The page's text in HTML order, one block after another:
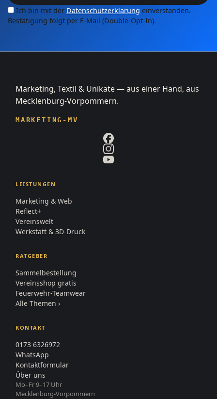
Ich bin mit der Datenschutzerklärung einverstanden.
Bestätigung folgt per E-Mail (Double-Opt-In).
Marketing, Textil & Unikate — aus einer Hand, aus
Mecklenburg-Vorpommern.
MARKETING-MV
LEISTUNGEN
Marketing & Web
Reflect+
Vereinswelt
Werkstatt & 3D-Druck
RATGEBER
Sammelbestellung
Vereinsshop gratis
Feuerwehr-Teamwear
Alle Themen ›
KONTAKT
0173 6326972
WhatsApp
Kontaktformular
Über uns
Mo–Fr 9–17 Uhr
Mecklenburg-Vorpommern